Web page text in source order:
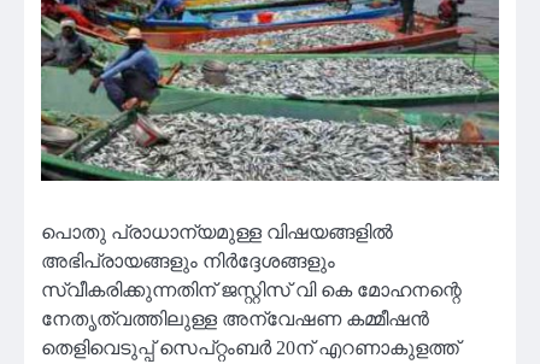
പൊതു പ്രാധാന്യമുള്ള വിഷയങ്ങളിൽ
അഭിപ്രായങ്ങളും നിർദ്ദേശങ്ങളും
സ്വീകരിക്കുന്നതിന് ജസ്റ്റിസ് വി കെ മോഹനന്റെ
നേതൃത്വത്തിലുള്ള അന്വേഷണ കമ്മീഷൻ
തെളിവെടുപ്പ് സെപ്റ്റംബർ 20ന് എറണാകുളത്ത്